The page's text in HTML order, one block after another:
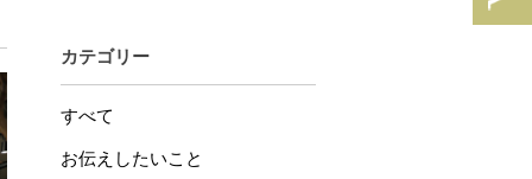
カテゴリー
すべて
お伝えしたいこと